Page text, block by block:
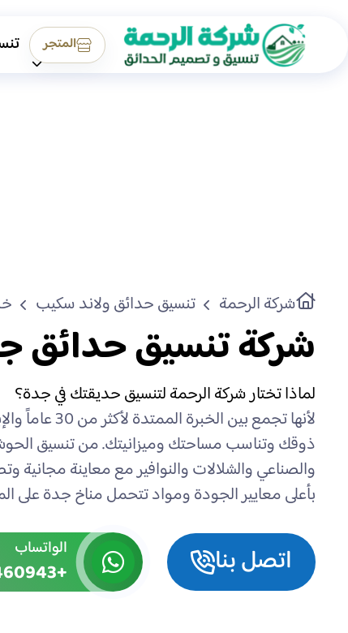
المتجر
شركة الرحمة تنسيق حدائق ولاند سكيب
شركة تنسيق حدائق
لماذا تختار شركة الرحمة لتنسيق حديقتك في جدة؟
لأنها تجمع
ذوقك وتناسب مساحتك وميزانيتك. من تنسيق الحوش
بأعلى معايير الجودة ومواد تتحمل مناخ جدة على
اتصل بنا الواتساب
+966559460943